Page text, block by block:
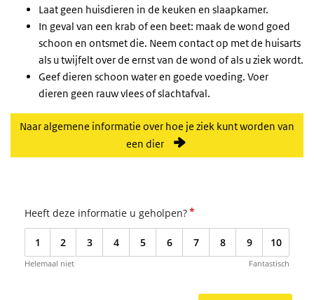
Laat geen huisdieren in de keuken en slaapkamer.
In geval van een krab of een beet: maak de wond goed
schoon en ontsmet die. Neem contact op met de huisarts
als u twijfelt over de ernst van de wond of als u ziek wordt.
Geef dieren schoon water en goede voeding. Voer
dieren geen rauw vlees of slachtafval.
Naar algemene informatie over hoe je ziek kunt worden van
een dier
Heeft deze informatie u geholpen?*
1 2 3 4 5 6 7 8 9 10
Helemaal niet Fantastisch